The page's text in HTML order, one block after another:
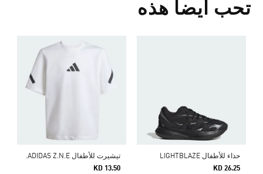
تحب أيضا هذه
حذاء للأطفال LIGHTBLAZE
KD 26.25
تيشيرت للأطفال ADIDAS Z.N.E.
KD 13.50